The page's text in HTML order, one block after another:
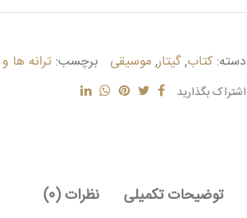
برای
جلد
دسته:کتاب,گیتار,موسیقی برچسب:ترانه ها
اشتراک بگذارید
توضیحات تکمیلی نظرات (0)